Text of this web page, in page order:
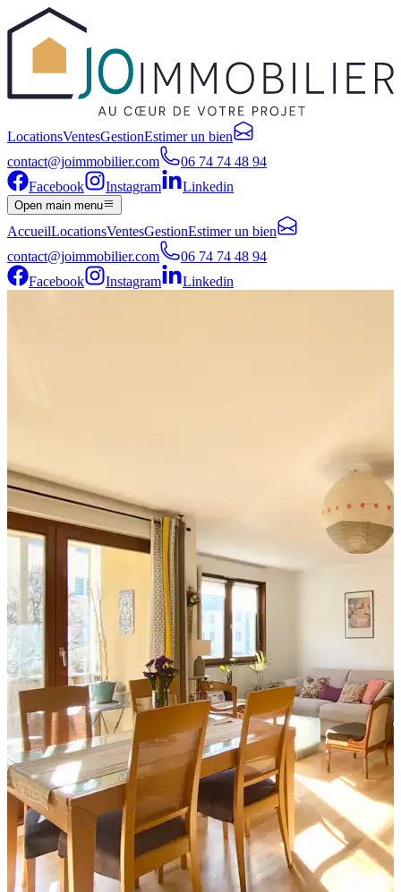
LocationsVentesGestionEstimer un bien
contact@joimmobilier.com
06 74 74 48 94
Facebook
Instagram Linkedin
Open main menu
AccueilLocationsVentesGestionEstimer un bien
contact@joimmobilier.com
06 74 74 48 94
Facebook
Instagram Linkedin